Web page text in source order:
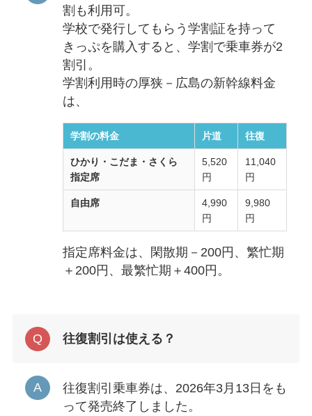
割も利用可。
学校で発行してもらう学割証を持って
きっぷを購入すると、学割で乗車券が2
割引。
学割利用時の厚狭－広島の新幹線料金
は、
学割の料金 片道 往復
ひかり・こだま・さくら
指定席
5,520
円
11,040
円
自由席
4,990
円
9,980
円
指定席料金は、閑散期－200円、繁忙期
＋200円、最繁忙期＋400円。
往復割引は使える？
往復割引乗車券は、2026年3月13日をも
って発売終了しました。